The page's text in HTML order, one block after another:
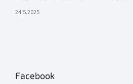
24.5.2025
Facebook